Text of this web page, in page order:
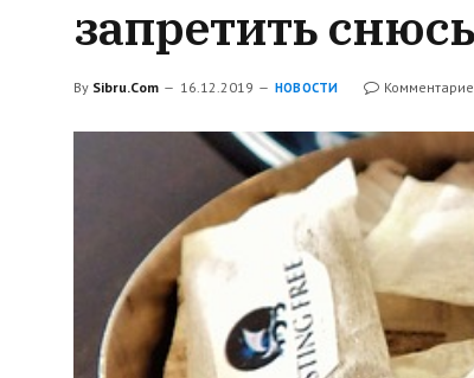
запретить
By Sibru.Com 16.12.2019 НОВОСТИ